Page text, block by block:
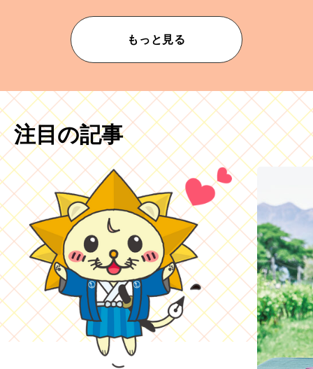
もっと見る
注目の記事